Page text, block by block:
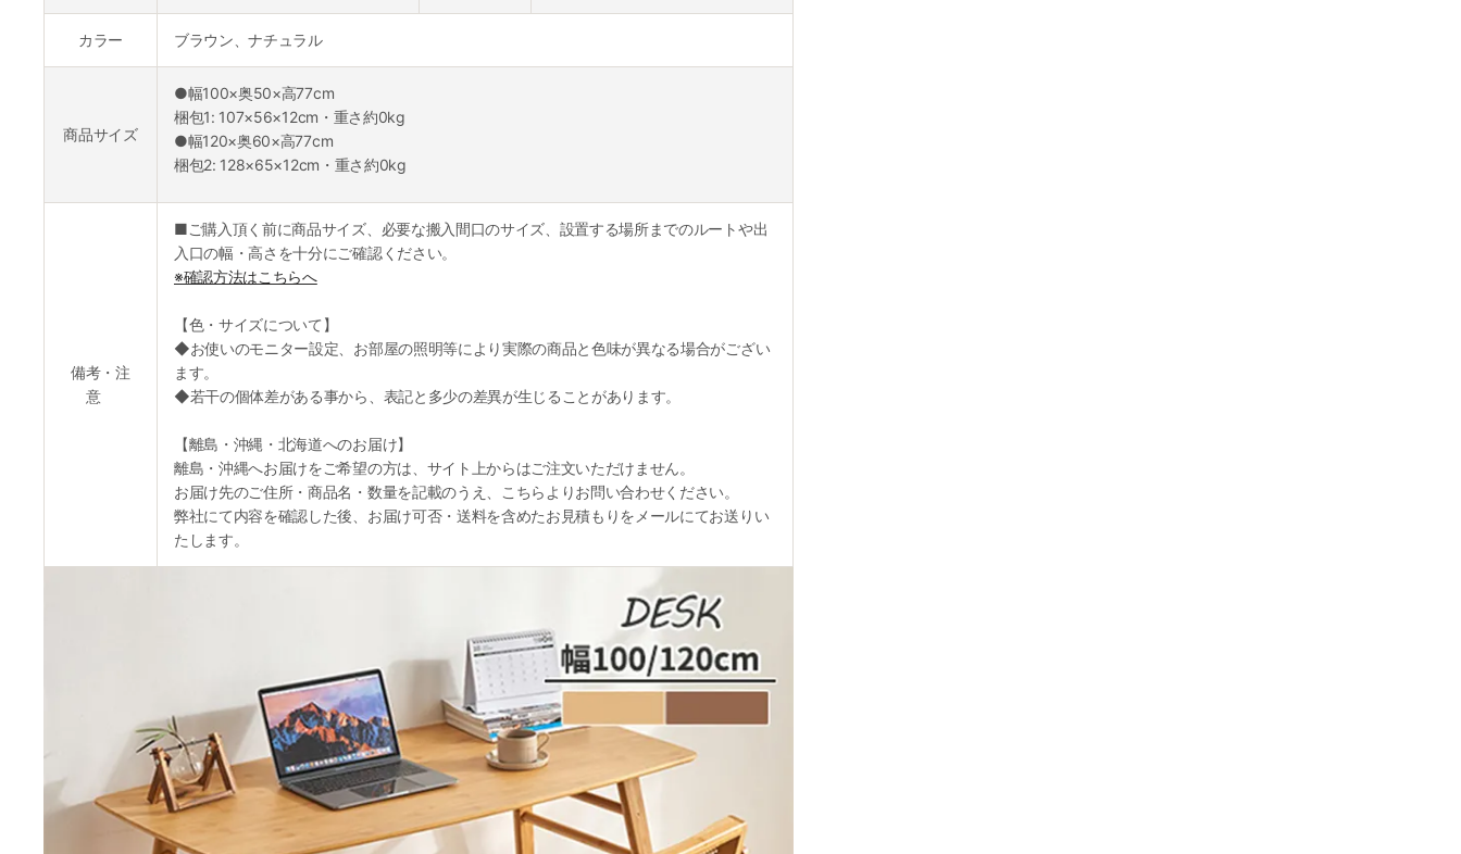
カラー ブラウン、ナチュラル
商品サイズ
●幅100×奥50×高77cm
梱包1: 107×56×12cm・重さ約0kg
●幅120×奥60×高77cm
梱包2: 128×65×12cm・重さ約0kg
備考・注
意
■ご購入頂く前に商品サイズ、必要な搬入間口のサイズ、設置する場所までのルートや出
入口の幅・高さを十分にご確認ください。
※確認方法はこちらへ
【色・サイズについて】
◆お使いのモニター設定、お部屋の照明等により実際の商品と色味が異なる場合がござい
ます。
◆若干の個体差がある事から、表記と多少の差異が生じることがあります。
【離島・沖縄・北海道へのお届け】
離島・沖縄へお届けをご希望の方は、サイト上からはご注文いただけません。
お届け先のご住所・商品名・数量を記載のうえ、こちらよりお問い合わせください。
弊社にて内容を確認した後、お届け可否・送料を含めたお見積もりをメールにてお送りい
たします。